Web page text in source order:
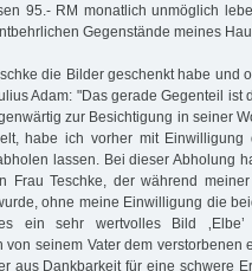
95.- RM monatlich unmöglich
Gegenstände meines
die Bilder geschenkt habe und
Adam: "Das gerade Gegenteil ist
zur Besichtigung in seiner
habe ich vorher mit Einwilligung
lassen. Bei dieser Abholung
Frau Teschke, der während
ohne meine Einwilligung die
ein sehr wertvolles Bild
von seinem Vater dem verstorbenen
aus Dankbarkeit für eine schwere